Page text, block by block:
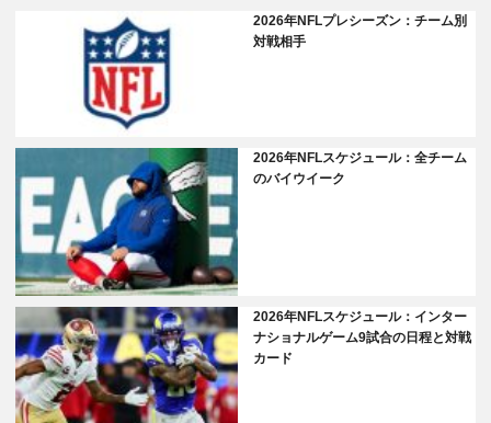
2026年NFLプレシーズン：チーム別
対戦相手
2026年NFLスケジュール：全チーム
のバイウイーク
2026年NFLスケジュール：インター
ナショナルゲーム9試合の日程と対戦
カード